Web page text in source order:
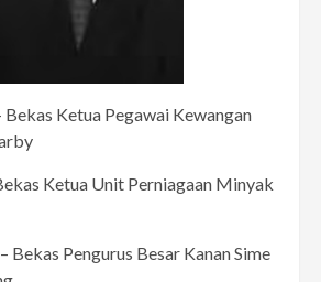
Bekas Ketua Pegawai Kewangan
Ketua Unit Perniagaan Minyak
– Bekas Pengurus Besar Kanan Sime